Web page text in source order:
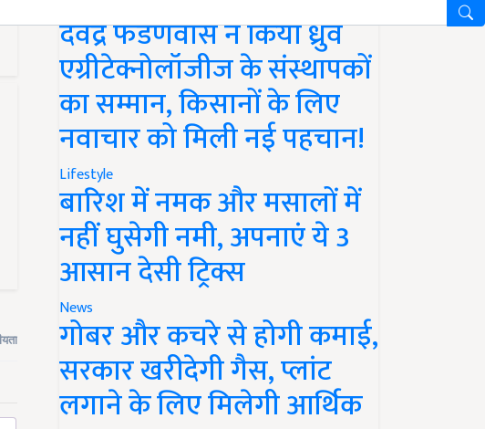
देवेंद्र फडणवीस ने किया ध्रुव
एग्रीटेक्नोलॉजीज के संस्थापकों
का सम्मान, किसानों के लिए
नवाचार को मिली नई पहचान!
Lifestyle
बारिश में नमक और मसालों में
नहीं घुसेगी नमी, अपनाएं ये 3
आसान देसी ट्रिक्स
News
गोबर और कचरे से होगी कमाई,
सरकार खरीदेगी गैस, प्लांट
लगाने के लिए मिलेगी आर्थिक